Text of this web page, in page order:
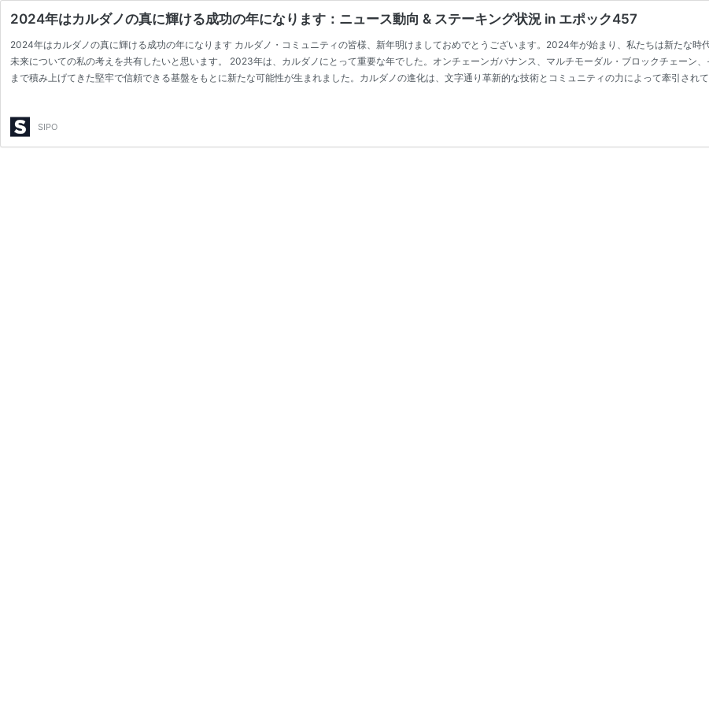
2024年はカルダノの真に輝ける成功の年になります：ニュース動向 & ステーキング状況 in エポック457
2024年はカルダノの真に輝ける成功の年になります カルダノ・コミュニティの皆様、新年明けましておめでとうございます。2024年が始まり、私たちは新たな時
未来についての私の考えを共有したいと思います。 2023年は、カルダノにとって重要な年でした。オンチェーンガバナンス、マルチモーダル・ブロックチェーン
まで積み上げてきた堅牢で信頼できる基盤をもとに新たな可能性が生まれました。カルダノの進化は、文字通り革新的な技術とコミュニティの力によって牽引され
SIPO